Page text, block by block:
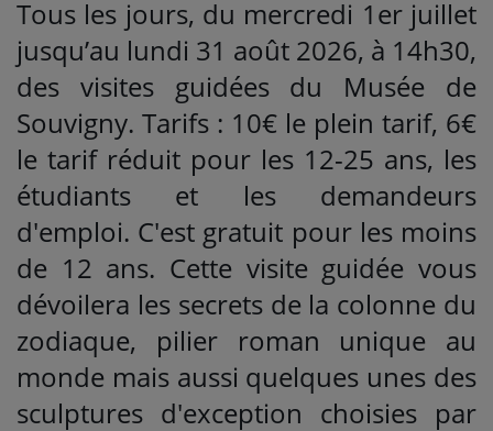
Tous les jours, du mercredi 1er juillet
jusqu’au lundi 31 août 2026, à 14h30,
des visites guidées du Musée de
Souvigny. Tarifs : 10€ le plein tarif, 6€
le tarif réduit pour les 12-25 ans, les
étudiants et les demandeurs
d'emploi. C'est gratuit pour les moins
de 12 ans. Cette visite guidée vous
dévoilera les secrets de la colonne du
zodiaque, pilier roman unique au
monde mais aussi quelques unes des
sculptures d'exception choisies par